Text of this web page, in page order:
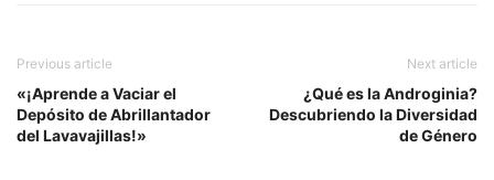
Previous article
«¡Aprende a Vaciar el
Depósito de Abrillantador
del Lavavajillas!»
Next article
¿Qué es la Androginia?
Descubriendo la Diversidad
de Género